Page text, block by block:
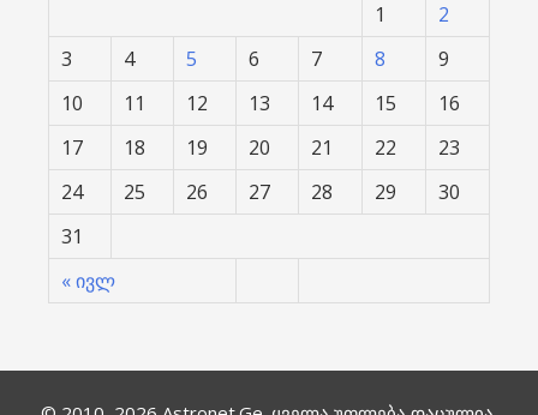
« ივლ
1
2
3
4 5 6 7 8
9
10
11 12 13 14 15
16
17
18 19 20 21 22
23
24
25 26 27 28 29
30
31